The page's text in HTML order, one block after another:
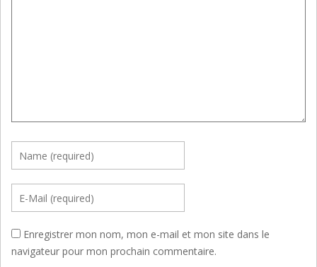
Enregistrer mon nom, mon e-mail et mon site dans le
navigateur pour mon prochain commentaire.